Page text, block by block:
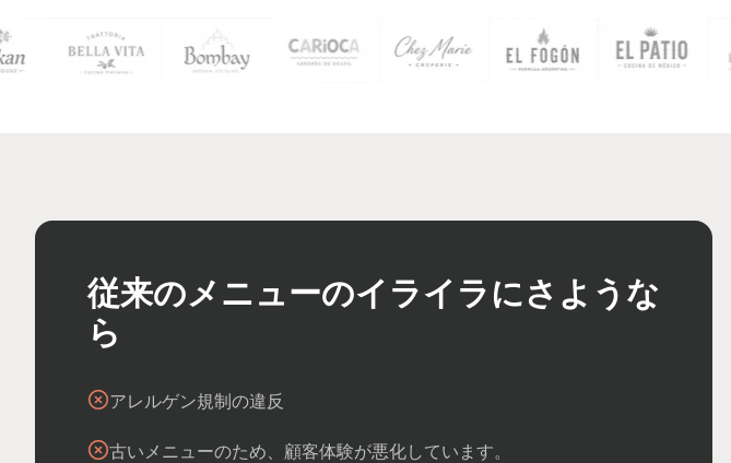
従来のメニューのイライラにさような
ら
アレルゲン規制の違反
古いメニューのため、顧客体験が悪化しています。